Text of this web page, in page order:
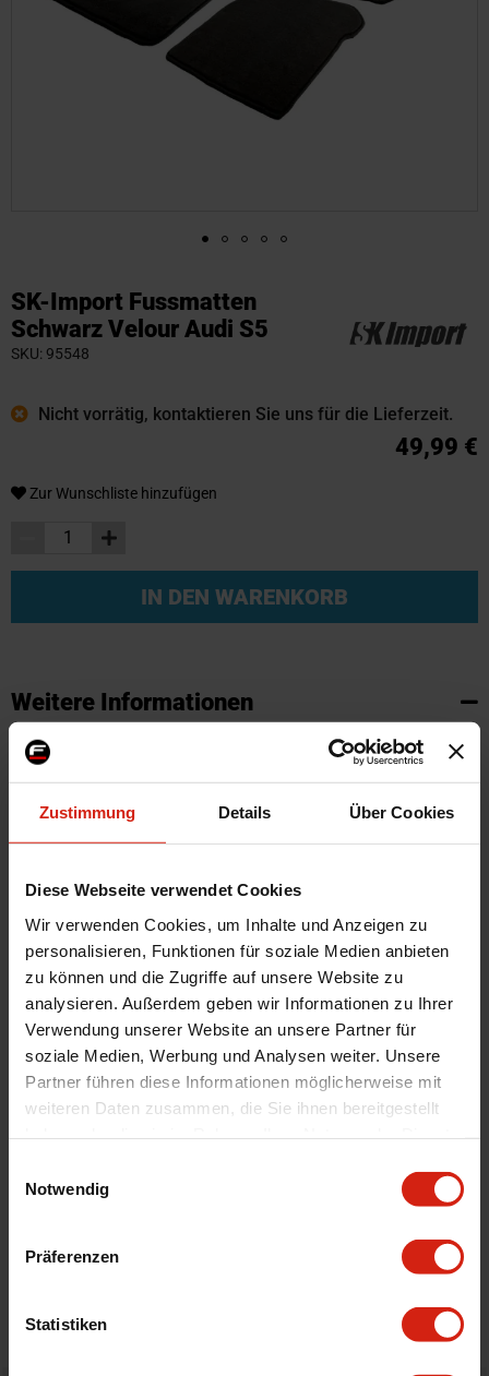
Zustimmung Details Über Cookies
Diese Webseite verwendet Cookies
Wir verwenden Cookies, um Inhalte und Anzeigen zu
personalisieren, Funktionen für soziale Medien anbieten
zu können und die Zugriffe auf unsere Website zu
analysieren. Außerdem geben wir Informationen zu Ihrer
Verwendung unserer Website an unsere Partner für
soziale Medien, Werbung und Analysen weiter. Unsere
Partner führen diese Informationen möglicherweise mit
weiteren Daten zusammen, die Sie ihnen bereitgestellt
Notwendig
Präferenzen
Statistiken
SK-Import Fussmatten
Schwarz Velour Audi S5
SKU 95548
Nicht vorrätig, kontaktieren Sie uns für die Lieferzeit.
49,99 €
Zur Wunschliste hinzufügen
IN DEN WARENKORB
Anfang
der
Bildgalerie
Weitere Informationen
Weitere
Informationen
SKU
Marke
SK-Import
Zertifikat
Kein Gutachten oder ABE
Farbe
Schwarz
Montagematerial
Nein
Herstellercode
TM AU545V
Automarkenname
Audi
Automodell Name
S5
Universal
Nein
Geeignet Für
Details
Bewertungen
STELLE EINE FRAGE